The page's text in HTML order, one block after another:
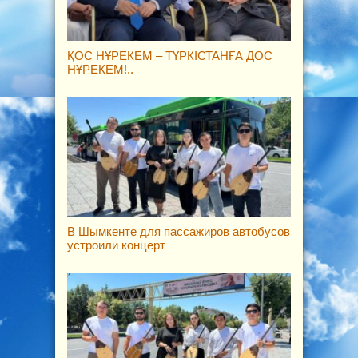
ҚОС НҰРЕКЕМ – ТҮРКІСТАНҒА ДОС
НҰРЕКЕМ!..
В Шымкенте для пассажиров автобусов
устроили концерт